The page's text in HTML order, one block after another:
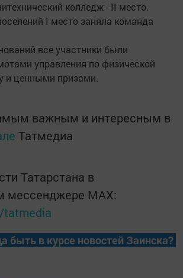
колледж - II место.
I место заняла команда
все участники были
управления по физической
и ценными призами.
важным и интересным в
Татмедиа
Татарстана в
мессенджере MАХ:
быть в курсе новостей Заинска?